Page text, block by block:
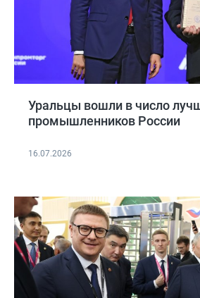
Уральцы вошли в число
промышленников России
16.07.2026